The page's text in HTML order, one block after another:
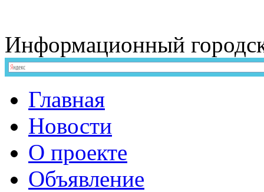
Информационный
Главная
Новости
О проекте
Объявление